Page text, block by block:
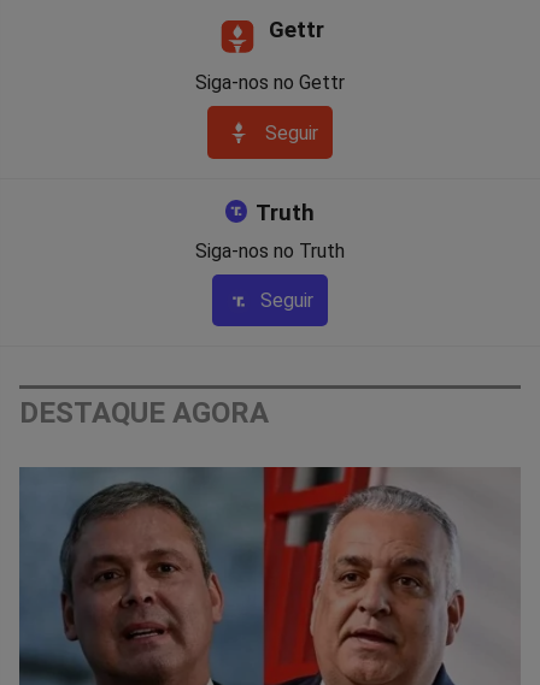
Gettr
Siga-nos no Gettr
Seguir
Truth
Siga-nos no Truth
Seguir
DESTAQUE AGORA